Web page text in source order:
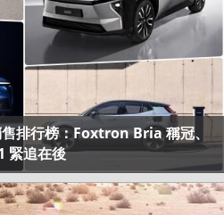
排行榜：Foxtron Bria 稱冠、
緊追在後